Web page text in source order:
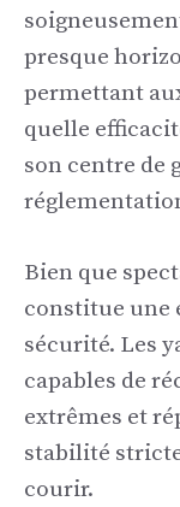
presque
permettant
quelle
son centre de
Bien que
constitue une
sécurité. Les
capables de
extrêmes et
stabilité
courir.